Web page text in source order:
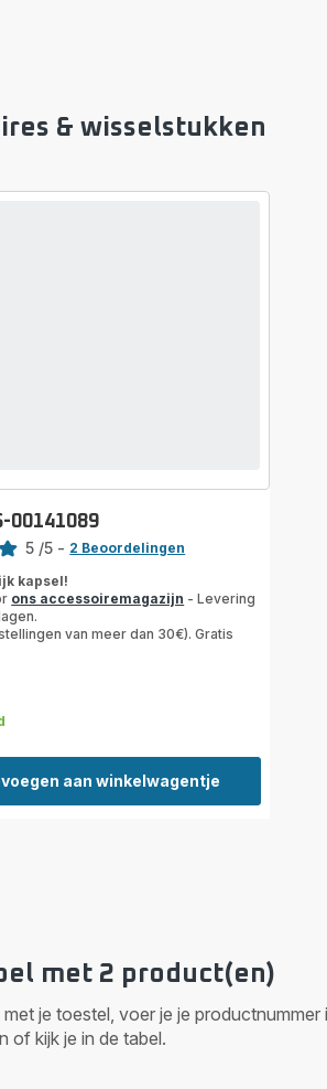
& wisselstukken
aan winkelwagentje
00141089
5 /5 - 2 Beoordelingen
kapsel!
ons accessoiremagazijn - Levering
van meer dan 30€). Gratis
met 2 product(en)
je toestel, voer je je
of kijk je in de tabel.